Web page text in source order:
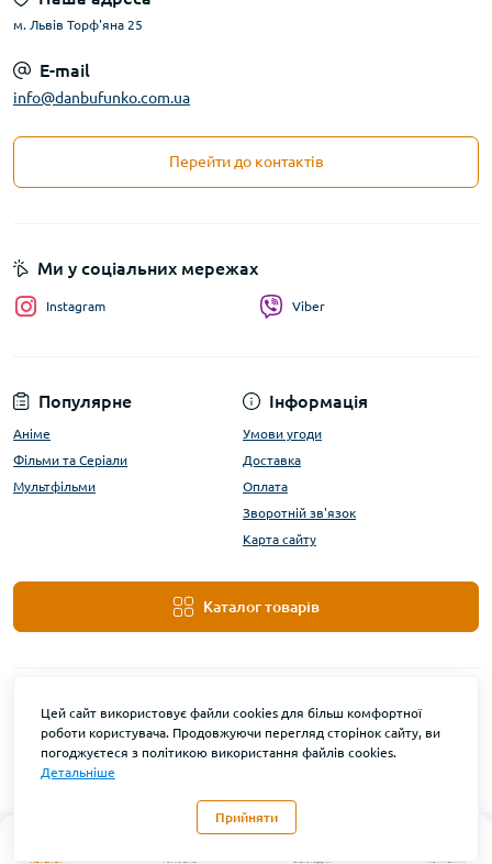
Каталог Головна Закладки Контакти
м. Львів Торф'яна 25
E-mail
info@danbufunko.com.ua
Перейти до контактів
Популярне
Аніме
Фільми та Серіали
Мультфільми
Інформація
Умови угоди
Доставка
Оплата
Зворотній зв'язок
Карта сайту
Каталог товарів
Ми у соціальних мережах
Instagram Viber
Цей сайт використовує файли cookies для більш комфортної
роботи користувача. Продовжуючи перегляд сторінок сайту, ви
погоджуєтеся з політикою використання файлів cookies.
Детальніше
Прийняти